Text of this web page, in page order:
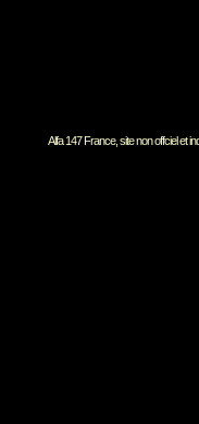
Alfa 147 France, site non offciel et